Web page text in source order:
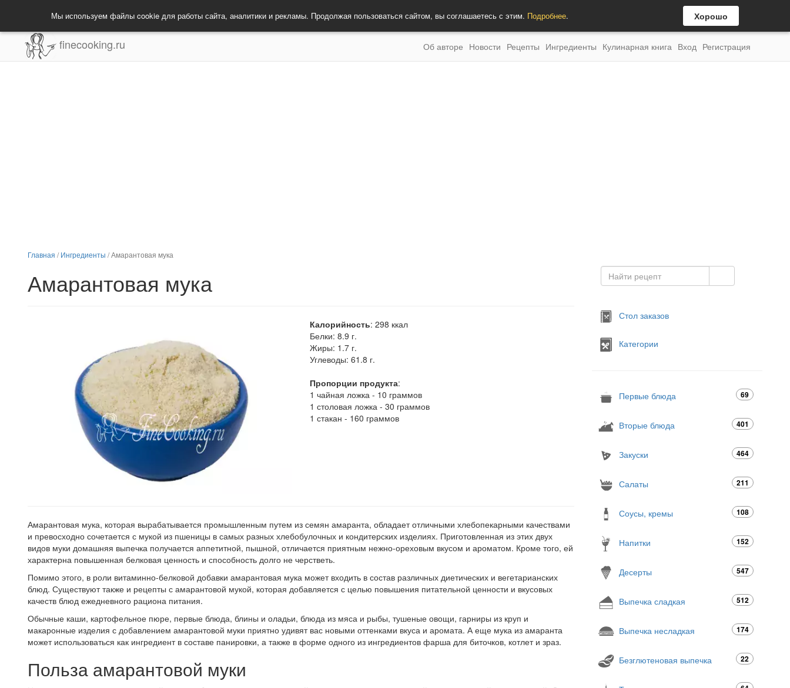
Мы используем файлы cookie для работы сайта, аналитики и рекламы. Продолжая пользоваться сайтом, вы соглашаетесь с этим. Подробнее. Хорошо
finecooking.ru Об авторе Новости Рецепты Ингредиенты Кулинарная книга Вход Регистрация
Главная /Ингредиенты /Амарантовая мука
Амарантовая мука
Калорийность: 298 ккал
Белки: 8.9 г.
Жиры: 1.7 г.
Углеводы: 61.8 г.
Пропорции продукта:
1 чайная ложка - 10 граммов
1 столовая ложка - 30 граммов
1 стакан - 160 граммов
Амарантовая мука, которая вырабатывается промышленным путем из семян амаранта, обладает отличными хлебопекарными качествами
и превосходно сочетается с мукой из пшеницы в самых разных хлебобулочных и кондитерских изделиях. Приготовленная из этих двух
видов муки домашняя выпечка получается аппетитной, пышной, отличается приятным нежно-ореховым вкусом и ароматом. Кроме того, ей
характерна повышенная белковая ценность и способность долго не черстветь.
Помимо этого, в роли витаминно-белковой добавки амарантовая мука может входить в состав различных диетических и вегетарианских
блюд. Существуют также и рецепты с амарантовой мукой, которая добавляется с целью повышения питательной ценности и вкусовых
качеств блюд ежедневного рациона питания.
Обычные каши, картофельное пюре, первые блюда, блины и оладьи, блюда из мяса и рыбы, тушеные овощи, гарниры из круп и
макаронные изделия с добавлением амарантовой муки приятно удивят вас новыми оттенками вкуса и аромата. А еще мука из амаранта
может использоваться как ингредиент в составе панировки, а также в форме одного из ингредиентов фарша для биточков, котлет и зраз.
Польза амарантовой муки
Стол заказов
Категории
Первые блюда 69
Вторые блюда 401
Закуски 464
Салаты 211
Соусы, кремы 108
Напитки 152
Десерты 547
Выпечка сладкая 512
Выпечка несладкая 174
Безглютеновая выпечка 22